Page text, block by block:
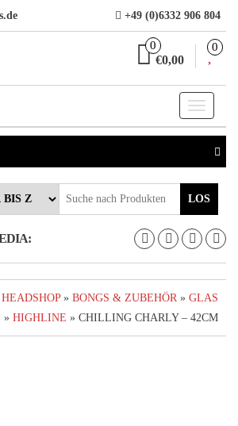
+49 (0)6332 906 804
0
€0,00
0
Toggle
LOS
HEADSHOP» BONGS & ZUBEHÖR » GLAS
» HIGHLINE » CHILLING CHARLY – 42CM